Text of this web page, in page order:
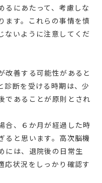
るにあたって、考慮しな
ます。これらの事情を慎
ないように注意してくだ
改善する可能性があると
診断を受ける時期は、少
であることが原則とされ
合、６か月が経過した時
ると思います。高次脳機
には、退院後の日常生
応状況をしっかり確認す